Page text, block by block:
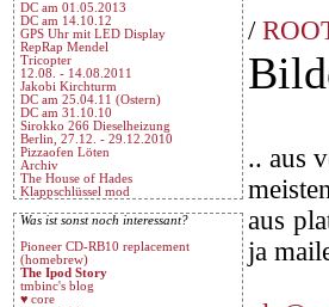
DC am 01.05.2013
DC am 14.10.12
GPS Uhr mit LED Display
RepRap Mendel
Tricopter
12.08. - 14.08.2011
Jakobi Kirchturm
DC am 25.04.11 (Ostern)
DC am 31.10.10
Sirokko 266 Dieselheizung
Berlin, 27.12. - 29.12.2010
Pizzaofen Löten
Archiv
The House of Hades
Klappschlüssel mod
Was ist sonst noch interessant?
Pioneer CD-RB10 replacement
(homebrew)
The Ipod Story
tmbinc's blog
♥ core
/
.. aus
aus
ja